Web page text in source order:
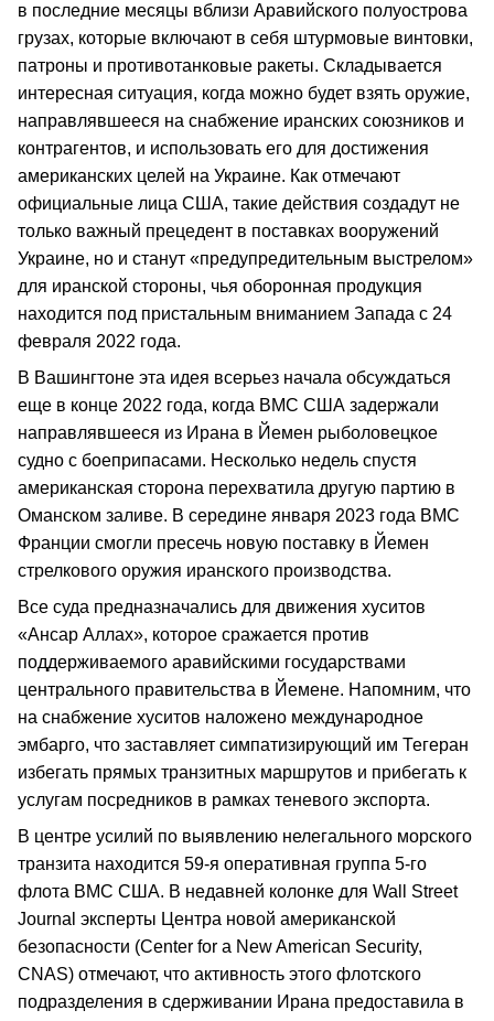
в последние месяцы вблизи Аравийского полуострова
грузах, которые включают в себя штурмовые винтовки,
патроны и противотанковые ракеты. Складывается
интересная ситуация, когда можно будет взять оружие,
направлявшееся на снабжение иранских союзников и
контрагентов, и использовать его для достижения
американских целей на Украине. Как отмечают
официальные лица США, такие действия создадут не
только важный прецедент в поставках вооружений
Украине, но и станут «предупредительным выстрелом»
для иранской стороны, чья оборонная продукция
находится под пристальным вниманием Запада с 24
февраля 2022 года.
В Вашингтоне эта идея всерьез начала обсуждаться
еще в конце 2022 года, когда ВМС США задержали
направлявшееся из Ирана в Йемен рыболовецкое
судно с боеприпасами. Несколько недель спустя
американская сторона перехватила другую партию в
Оманском заливе. В середине января 2023 года ВМС
Франции смогли пресечь новую поставку в Йемен
стрелкового оружия иранского производства.
Все суда предназначались для движения хуситов
«Ансар Аллах», которое сражается против
поддерживаемого аравийскими государствами
центрального правительства в Йемене. Напомним, что
на снабжение хуситов наложено международное
эмбарго, что заставляет симпатизирующий им Тегеран
избегать прямых транзитных маршрутов и прибегать к
услугам посредников в рамках теневого экспорта.
В центре усилий по выявлению нелегального морского
транзита находится 59-я оперативная группа 5-го
флота ВМС США. В недавней колонке для Wall Street
Journal эксперты Центра новой американской
безопасности (Center for a New American Security,
CNAS) отмечают, что активность этого флотского
подразделения в сдерживании Ирана предоставила в